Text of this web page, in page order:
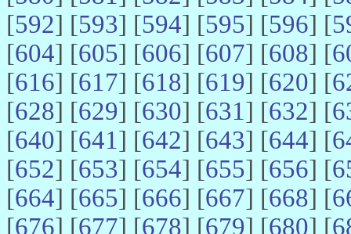
[592] [593] [594] [595] [596] [
[604] [605] [606] [607] [608] [
[616] [617] [618] [619] [620] [
[628] [629] [630] [631] [632] [
[640] [641] [642] [643] [644] [
[652] [653] [654] [655] [656] [
[664] [665] [666] [667] [668] [
[676] [677] [678] [679] [680] [